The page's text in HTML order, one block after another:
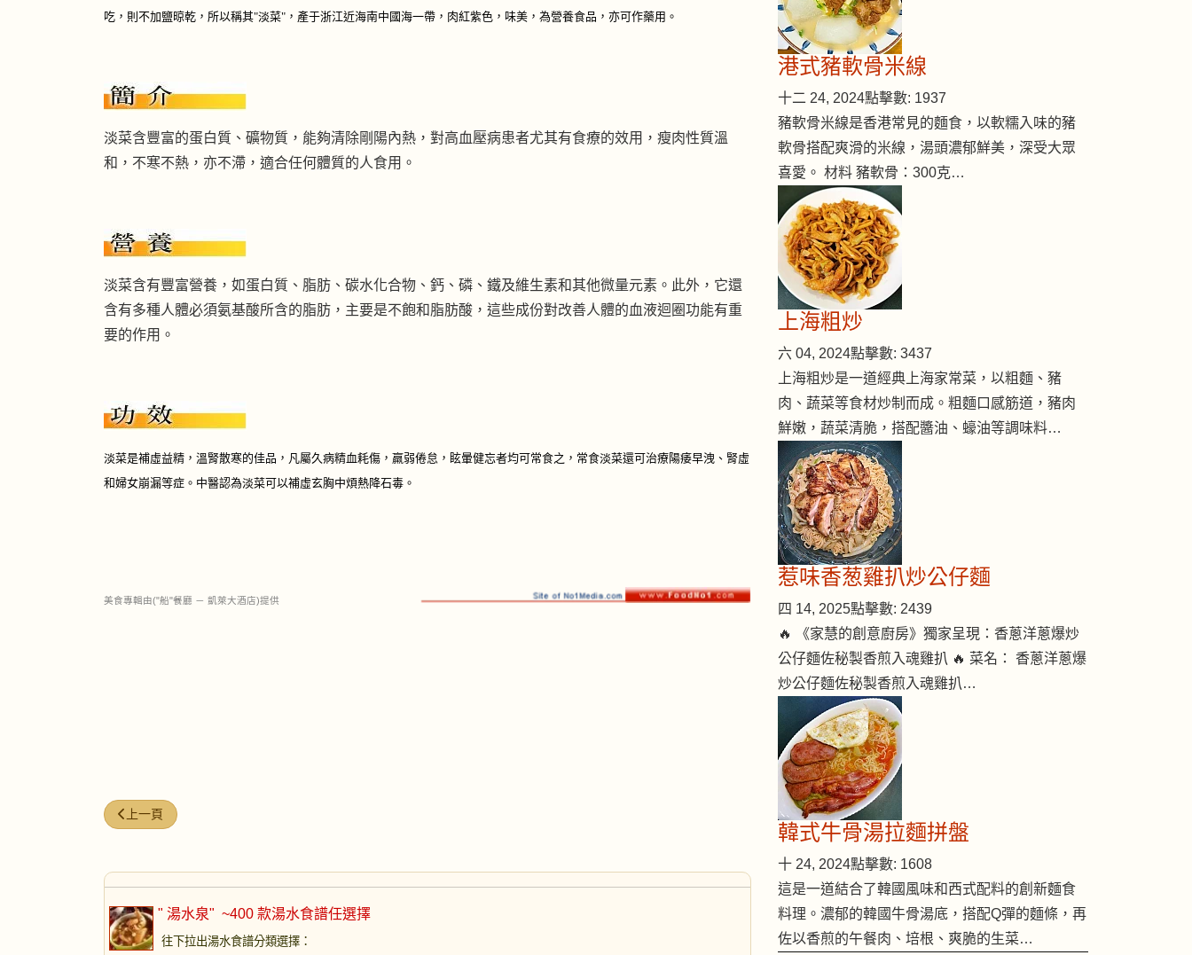
吃，則不加鹽晾乾，所以稱其"淡菜"，產于浙江近海南中國海一帶，肉紅紫色，味美，為營養食品，亦可作藥用。
淡菜含豐富的蛋白質、礦物質，能夠清除剛陽內熱，對高血壓病患者尤其有食療的效用，瘦肉性質溫
和，不寒不熱，亦不滯，適合任何體質的人食用。
淡菜含有豐富營養，如蛋白質、脂肪、碳水化合物、鈣、磷、鐵及維生素和其他微量元素。此外，它還
含有多種人體必須氨基酸所含的脂肪，主要是不飽和脂肪酸，這些成份對改善人體的血液迴圈功能有重
要的作用。
淡菜是補虛益精，溫腎散寒的佳品，凡屬久病精血耗傷，羸弱倦怠，眩暈健忘者均可常食之，常食淡菜還可治療陽痿早洩、腎虛
和婦女崩漏等症。中醫認為淡菜可以補虛玄胸中煩熱降石毒。
美食專輯由("船"餐廳 － 凱萊大酒店)提供
上一篇文章: 靈芝山龜豬月展湯
上一頁
" 湯水泉" ~400 款湯水食譜任選擇
往下拉出湯水食譜分類選擇 ：
港式豬軟骨米線
十二 24, 2024點擊數: 1937
豬軟骨米線是香港常見的麵食，以軟糯入味的豬
軟骨搭配爽滑的米線，湯頭濃郁鮮美，深受大眾
喜愛。 材料 豬軟骨：300克…
上海粗炒
六 04, 2024點擊數: 3437
上海粗炒是一道經典上海家常菜，以粗麵、豬
肉、蔬菜等食材炒制而成。粗麵口感筋道，豬肉
鮮嫩，蔬菜清脆，搭配醬油、蠔油等調味料…
惹味香葱雞扒炒公仔麵
四 14, 2025點擊數: 2439
🔥 《家慧的創意廚房》獨家呈現：香蔥洋蔥爆炒
公仔麵佐秘製香煎入魂雞扒 🔥 菜名： 香蔥洋蔥爆
炒公仔麵佐秘製香煎入魂雞扒…
韓式牛骨湯拉麵拼盤
十 24, 2024點擊數: 1608
這是一道結合了韓國風味和西式配料的創新麵食
料理。濃郁的韓國牛骨湯底，搭配Q彈的麵條，再
佐以香煎的午餐肉、培根、爽脆的生菜…